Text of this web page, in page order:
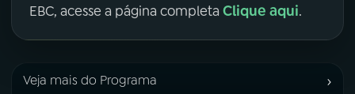
EBC, acesse a página completa Clique aqui.
Veja mais do Programa ›